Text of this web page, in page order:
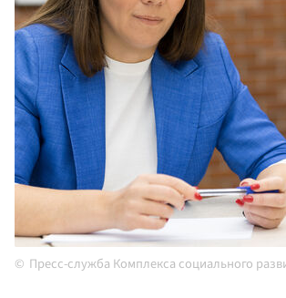
Пресс-служба Комплекса социального